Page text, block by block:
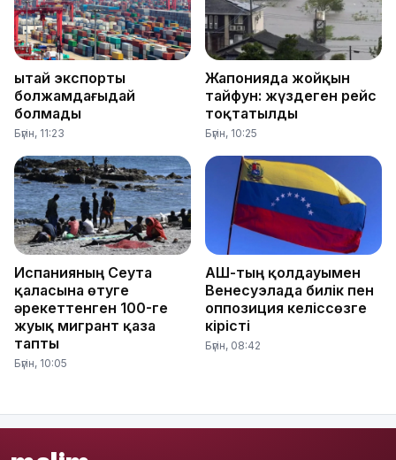
Қытай экспорты
болжамдағыдай
болмады
Бүгін, 11:23
Жапонияда жойқын
тайфун: жүздеген рейс
тоқтатылды
Бүгін, 10:25
Испанияның Сеута
қаласына өтуге
әрекеттенген 100-ге
жуық мигрант қаза
тапты
Бүгін, 10:05
АҚШ-тың қолдауымен
Венесуэлада билік пен
оппозиция келіссөзге
кірісті
Бүгін, 08:42